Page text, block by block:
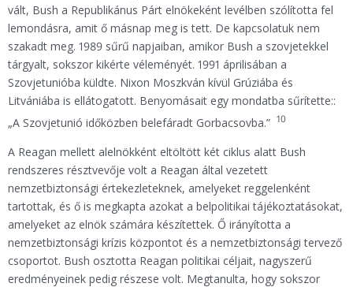
vált, Bush a Republikánus Párt elnökeként levélben szólította fel
lemondásra, amit ő másnap meg is tett. De kapcsolatuk nem
szakadt meg. 1989 sűrű napjaiban, amikor Bush a szovjetekkel
tárgyalt, sokszor kikérte véleményét. 1991 áprilisában a
Szovjetunióba küldte. Nixon Moszkván kívül Grúziába és
Litvániába is ellátogatott. Benyomásait egy mondatba sűrítette::
„A Szovjetunió időközben belefáradt Gorbacsovba.” 10
A Reagan mellett alelnökként eltöltött két ciklus alatt Bush
rendszeres résztvevője volt a Reagan által vezetett
nemzetbiztonsági értekezleteknek, amelyeket reggelenként
tartottak, és ő is megkapta azokat a belpolitikai tájékoztatásokat,
amelyeket az elnök számára készítettek. Ő irányította a
nemzetbiztonsági krízis központot és a nemzetbiztonsági tervező
csoportot. Bush osztotta Reagan politikai céljait, nagyszerű
eredményeinek pedig részese volt. Megtanulta, hogy sokszor